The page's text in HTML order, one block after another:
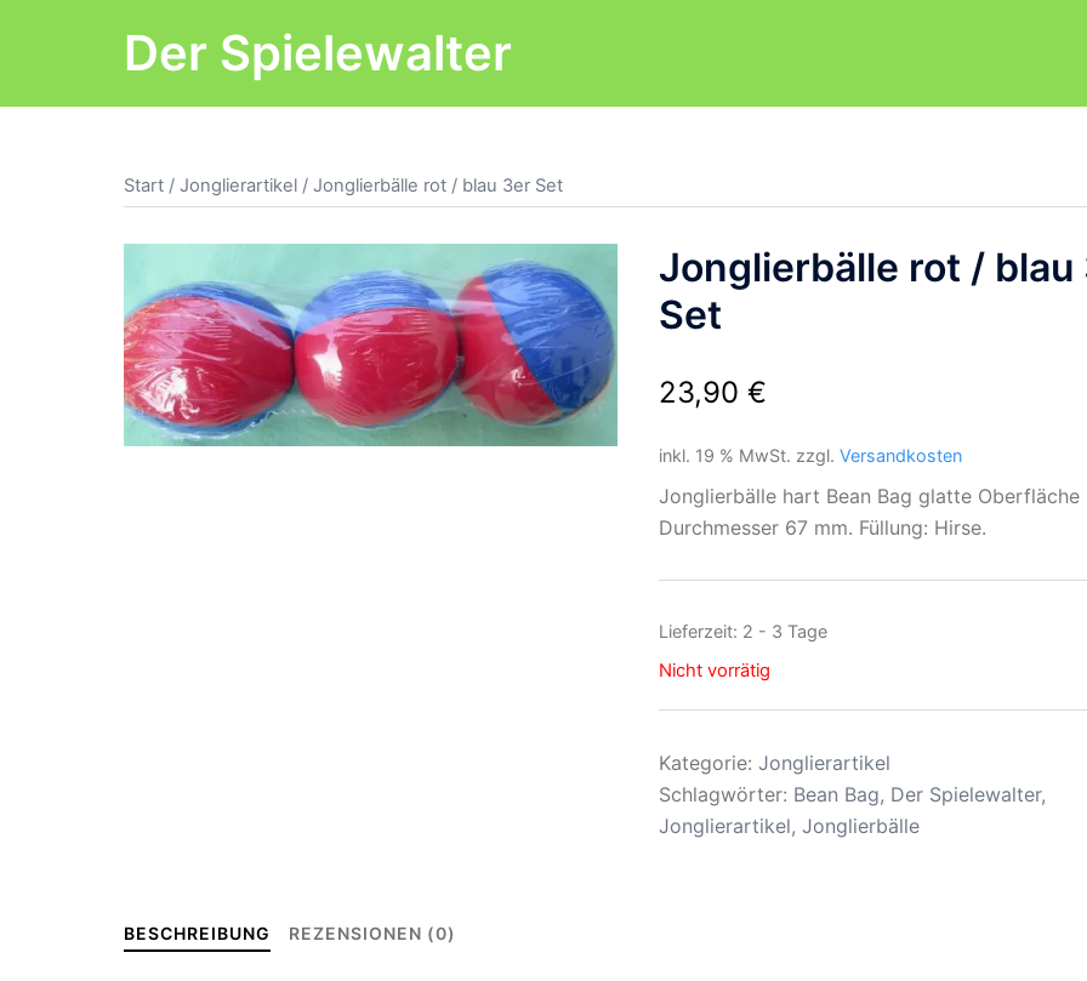
Der Spielewalter
Start / Jonglierartikel / Jonglierbälle rot / blau 3er Set
Jonglierbälle rot / blau
Set
23,90 €
inkl. 19 % MwSt. zzgl. Versandkosten
Jonglierbälle hart Bean Bag glatte Oberfläche
Durchmesser 67 mm. Füllung: Hirse.
Lieferzeit: 2 - 3 Tage
Nicht vorrätig
Kategorie: Jonglierartikel
Schlagwörter: Bean Bag, Der Spielewalter,
Jonglierartikel, Jonglierbälle
BESCHREIBUNG REZENSIONEN (0)